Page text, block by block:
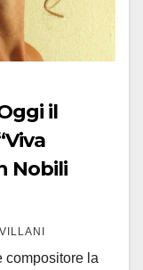
il
Nobili
compositore la